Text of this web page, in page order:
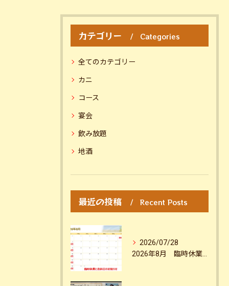
カテゴリー Categories
全てのカテゴリー
カニ
コース
宴会
飲み放題
地酒
最近の投稿 Recent Posts
2026/07/28